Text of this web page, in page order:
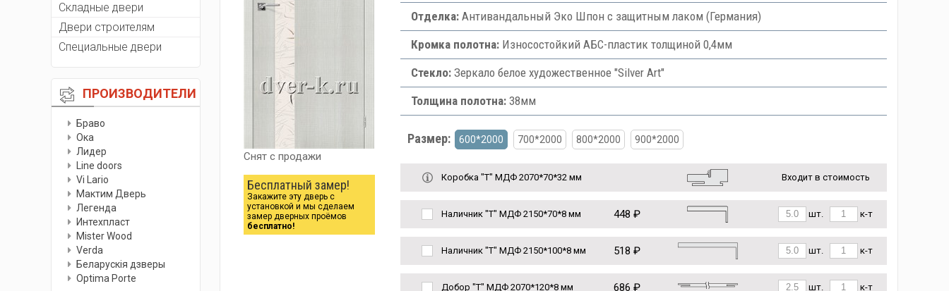
Складные двери
Двери строителям
Специальные двери
ПРОИЗВОДИТЕЛИ
Браво
Ока
Лидер
Line doors
Vi Lario
Мактим Дверь
Легенда
Интехпласт
Мister Wood
Verda
Беларускiя дзверы
Optima Porte
Снят с продажи
Бесплатный замер!
Закажите эту дверь с
установкой и мы сделаем
замер дверных проёмов
бесплатно!
Отделка:Антивандальный Эко Шпон с защитным лаком (Германия)
Кромка полотна:Износостойкий АБС-пластик толщиной 0,4мм
Стекло:Зеркало белое художественное "Silver Art"
Толщина полотна:38мм
Размер: 600*2000 700*2000 800*2000 900*2000
Коробка "Т" МДФ 2070*70*32 мм Входит в стоимость
Наличник "Т" МДФ 2150*70*8 мм 448 ₽ шт. к-т
Наличник "Т" МДФ 2150*100*8 мм 518 ₽ шт. к-т
Добор "Т" МДФ 2070*120*8 мм 686 ₽ шт. к-т